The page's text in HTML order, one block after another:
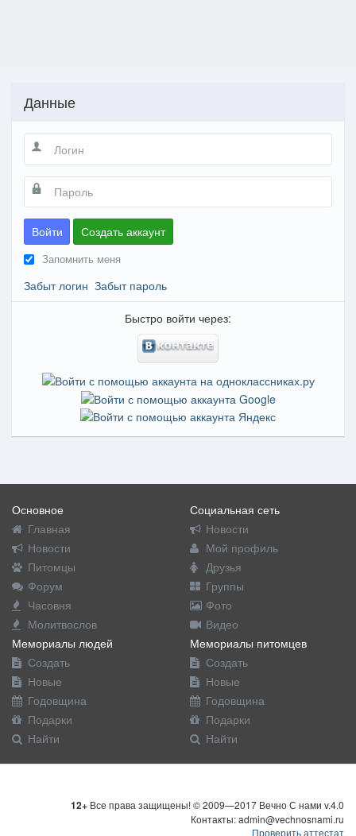
Данные
Войти Создать аккаунт
Запомнить меня
Забыт логин Забыт пароль
Быстро войти через:
Основное
Главная
Новости
Питомцы
Форум
Часовня
Молитвослов
Социальная сеть
Новости
Мой профиль
Друзья
Группы
Фото
Видео
Мемориалы людей
Создать
Новые
Годовщина
Подарки
Найти
Мемориалы питомцев
Создать
Новые
Годовщина
Подарки
Найти
12+ Все права защищены! © 2009—2017 Вечно С нами v.4.0
Контакты: admin@vechnosnami.ru
Проверить аттестат